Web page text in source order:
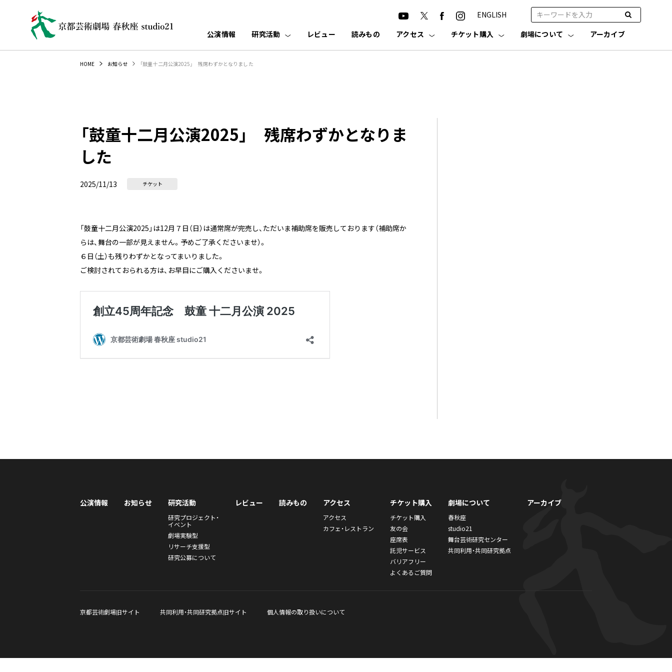
ENGLISH
公演情報
研究活動 レビュー 読みもの アクセス チケット購入 劇場について アーカイブ
HOME お知らせ 「鼓童十二月公演2025」 残席わずかとなりました
「鼓童十二月公演2025」 残席わずかとなりま
した
2025/11/13 チケット
「鼓童十二月公演2025」は12月７日（日）は通常席が完売し、ただいま補助席を販売しております（補助席か
らは、舞台の一部が見えません。予めご了承くださいませ）。
６日（土）も残りわずかとなってまいりました。
ご検討されておられる方は、お早目にご購入くださいませ。
公演情報 お知らせ 研究活動
研究プロジェクト・
イベント
劇場実験型
リサーチ支援型
研究公募について
レビュー 読みもの アクセス
アクセス
カフェ・レストラン
チケット購入
チケット購入
友の会
座席表
託児サービス
バリアフリー
よくあるご質問
劇場について
春秋座
studio21
舞台芸術研究センター
共同利用・共同研究拠点
アーカイブ
京都芸術劇場旧サイト 共同利用・共同研究拠点旧サイト 個人情報の取り扱いについて